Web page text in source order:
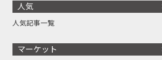
人気
人気記事一覧
マーケット